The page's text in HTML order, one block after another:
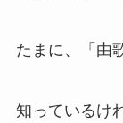
たまに、「由
知っているけ